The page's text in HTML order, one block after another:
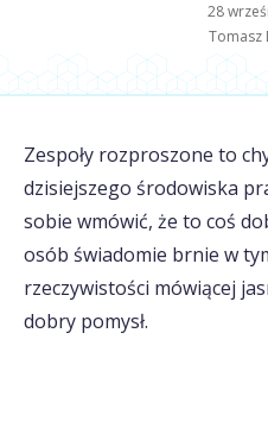
28
Tomasz
Zespoły rozproszone to
dzisiejszego środowiska
sobie wmówić, że to coś
osób świadomie brnie w
rzeczywistości mówiącej
dobry pomysł.